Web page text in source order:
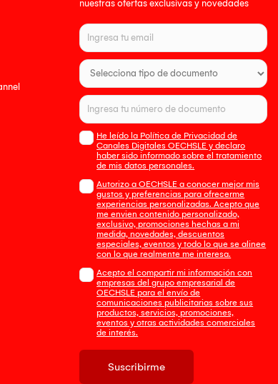
nuestras ofertas exclusivas y novedades
He leído la Política de Privacidad de
Canales Digitales OECHSLE y declaro
haber sido informado sobre el tratamiento
de mis datos personales.
Autorizo a OECHSLE a conocer mejor mis
gustos y preferencias para ofrecerme
experiencias personalizadas. Acepto que
me envien contenido personalizado,
exclusivo, promociones hechas a mi
medida, novedades, descuentos
especiales, eventos y todo lo que se alinee
con lo que realmente me interesa.
Acepto el compartir mi información con
empresas del grupo empresarial de
OECHSLE para el envío de
comunicaciones publicitarias sobre sus
productos, servicios, promociones,
eventos y otras actividades comerciales
de interés.
Suscribirme